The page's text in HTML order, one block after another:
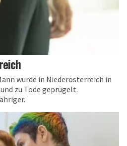
wurde in Niederösterreich in
zu Tode geprügelt.